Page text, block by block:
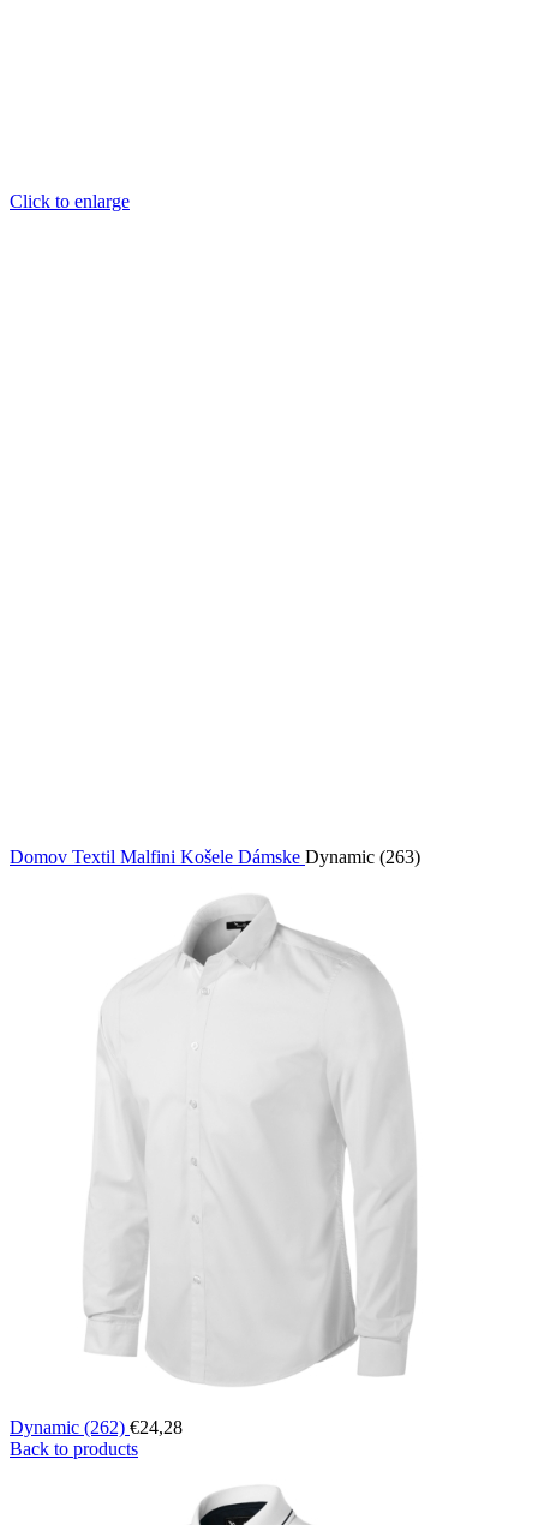
Click to enlarge
Domov Textil Malfini Košele Dámske Dynamic (263)
Dynamic (262) €24,28
Back to products